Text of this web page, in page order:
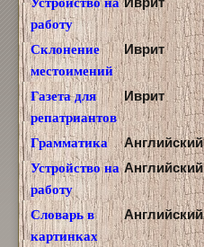
Устройство на
работу
Склонение
местоимений
Иврит
Газета для
репатриантов
Иврит
Грамматика Английский
Устройство на
работу
Английский
Словарь в
картинках
Английский